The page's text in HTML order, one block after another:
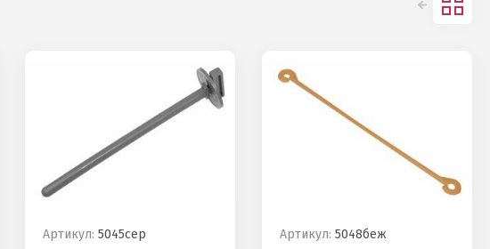
Артикул: 5045сер Артикул: 5048беж